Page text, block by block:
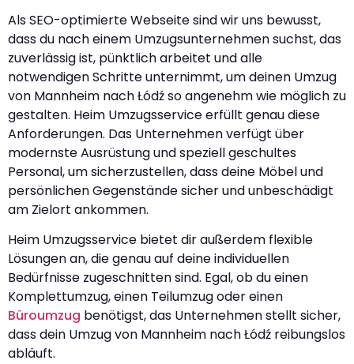
Als SEO-optimierte Webseite sind wir uns bewusst,
dass du nach einem Umzugsunternehmen suchst, das
zuverlässig ist, pünktlich arbeitet und alle
notwendigen Schritte unternimmt, um deinen Umzug
von Mannheim nach Łódź so angenehm wie möglich zu
gestalten. Heim Umzugsservice erfüllt genau diese
Anforderungen. Das Unternehmen verfügt über
modernste Ausrüstung und speziell geschultes
Personal, um sicherzustellen, dass deine Möbel und
persönlichen Gegenstände sicher und unbeschädigt
am Zielort ankommen.
Heim Umzugsservice bietet dir außerdem flexible
Lösungen an, die genau auf deine individuellen
Bedürfnisse zugeschnitten sind. Egal, ob du einen
Komplettumzug, einen Teilumzug oder einen
Büroumzug benötigst, das Unternehmen stellt sicher,
dass dein Umzug von Mannheim nach Łódź reibungslos
abläuft.